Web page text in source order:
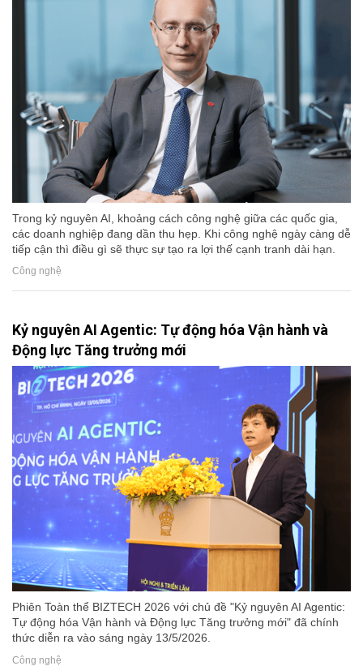
Trong kỷ nguyên AI, khoảng cách công nghệ giữa các quốc gia,
các doanh nghiệp đang dần thu hẹp. Khi công nghệ ngày càng dễ
tiếp cận thì điều gì sẽ thực sự tạo ra lợi thế cạnh tranh dài hạn.
Công nghệ
Kỷ nguyên AI Agentic: Tự động hóa Vận hành và
Động lực Tăng trưởng mới
Phiên Toàn thể BIZTECH 2026 với chủ đề "Kỷ nguyên AI Agentic:
Tự động hóa Vận hành và Động lực Tăng trưởng mới" đã chính
thức diễn ra vào sáng ngày 13/5/2026.
Công nghệ